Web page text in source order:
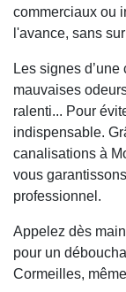
commerciaux ou
l'avance, sans
Les signes
mauvaises
ralenti... Pour
indispensable.
canalisations à
vous
professionnel.
Appelez dès
pour un
Cormeilles,